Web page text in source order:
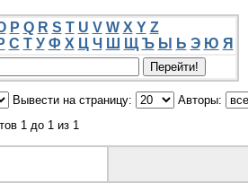
P Q R S T U V W X Y Z
С Т У Ф Х Ц Ч Ш Щ Ъ Ы Ь Э Ю Я
Вывести на страницу:
Авторы:
1 до 1 из 1